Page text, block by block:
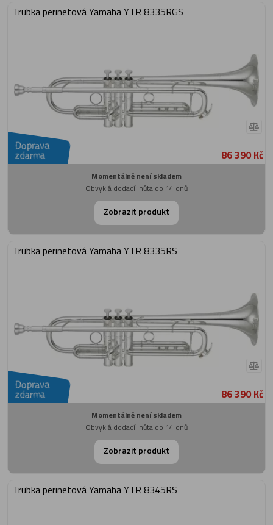
Trubka perinetová Yamaha YTR 8335RGS
Doprava
zdarma 86 390 Kč
Momentálně není skladem
Obvyklá dodací lhůta do 14 dnů
Zobrazit produkt
Trubka perinetová Yamaha YTR 8335RS
Doprava
zdarma 86 390 Kč
Momentálně není skladem
Obvyklá dodací lhůta do 14 dnů
Zobrazit produkt
Trubka perinetová Yamaha YTR 8345RS